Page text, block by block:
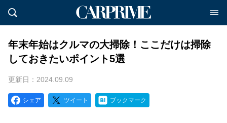
年末年始はクルマの大掃除！ここだけは掃除
しておきたいポイント5選
更新日：2024.09.09
シェア ツイート ブックマーク